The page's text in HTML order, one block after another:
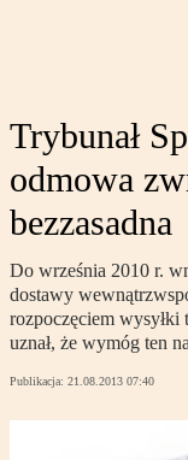
Trybunał
odmowa
bezzasadna
Do września 2010 r.
dostawy
rozpoczęciem
uznał, że wymóg ten
Publikacja: 21.08.2013 07:40